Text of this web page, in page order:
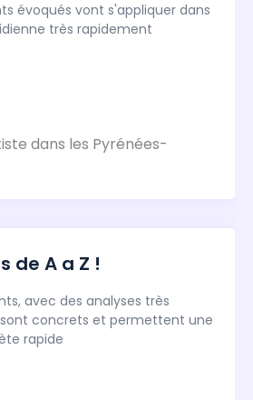
évoqués vont s'appliquer dans
très rapidement
dans les Pyrénées-
de A a Z !
avec des analyses très
sont concrets et permettent une
rapide